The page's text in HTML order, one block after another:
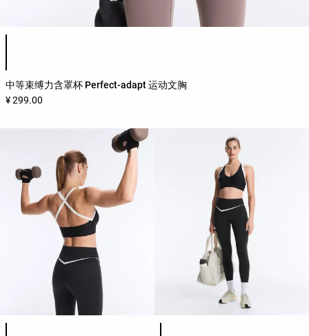
产品颜色列表
中等束缚力含罩杯 Perfect-adapt 运动文胸
¥ 299.00